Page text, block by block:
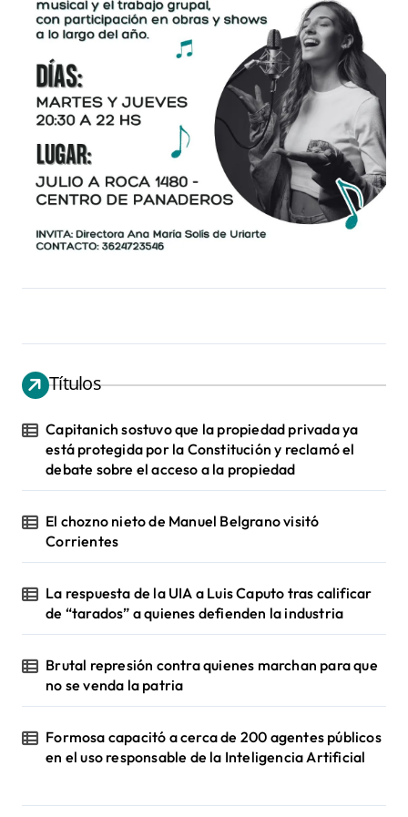
Títulos
Capitanich sostuvo que la propiedad privada ya
está protegida por la Constitución y reclamó el
debate sobre el acceso a la propiedad
El chozno nieto de Manuel Belgrano visitó
Corrientes
La respuesta de la UIA a Luis Caputo tras calificar
de “tarados” a quienes defienden la industria
Brutal represión contra quienes marchan para que
no se venda la patria
Formosa capacitó a cerca de 200 agentes públicos
en el uso responsable de la Inteligencia Artificial